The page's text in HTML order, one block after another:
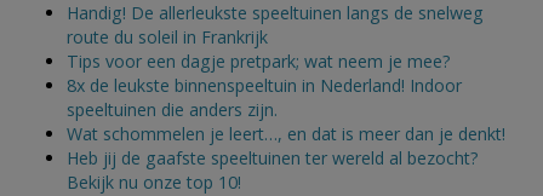
Handig! De allerleukste speeltuinen langs de snelweg
route du soleil in Frankrijk
Tips voor een dagje pretpark; wat neem je mee?
8x de leukste binnenspeeltuin in Nederland! Indoor
speeltuinen die anders zijn.
Wat schommelen je leert…, en dat is meer dan je denkt!
Heb jij de gaafste speeltuinen ter wereld al bezocht?
Bekijk nu onze top 10!